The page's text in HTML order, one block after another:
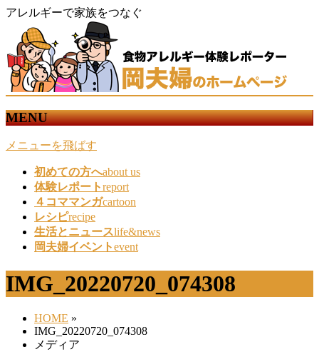
アレルギーで家族をつなぐ
MENU
メニューを飛ばす
初めての方へabout us
体験レポートreport
４コママンガcartoon
レシピrecipe
生活とニュースlife&news
岡夫婦イベントevent
IMG_20220720_074308
HOME »
IMG_20220720_074308
メディア